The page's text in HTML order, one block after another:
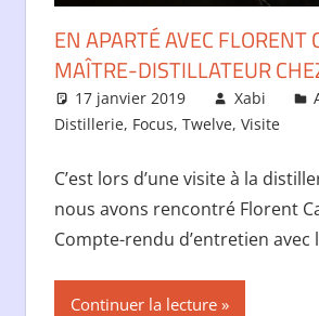
EN APARTÉ AVEC FLORENT
MAÎTRE-DISTILLATEUR
17 janvier 2019 Xabi
Distillerie, Focus, Twelve, Visite
C’est lors d’une visite à la
nous avons rencontré Florent
Compte-rendu d’entretien avec
Continuer la lecture